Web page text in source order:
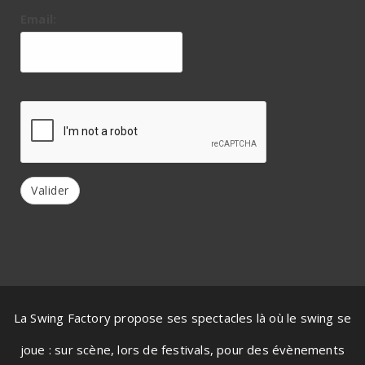
Valider
La Swing Factory propose ses spectacles là où le swing se
joue : sur scène, lors de festivals, pour des évènements